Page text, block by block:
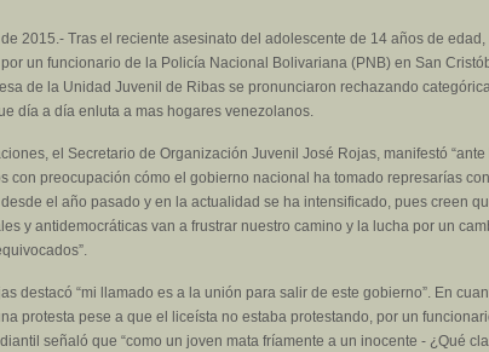
2015.- Tras el reciente asesinato del adolescente de 14 años de
un funcionario de la Policía Nacional Bolivariana (PNB) en San
de la Unidad Juvenil de Ribas se pronunciaron rechazando
día a día enluta a mas hogares venezolanos.
el Secretario de Organización Juvenil José Rojas, manifestó “ante
con preocupación cómo el gobierno nacional ha tomado represarías
el año pasado y en la actualidad se ha intensificado, pues creen
y antidemocráticas van a frustrar nuestro camino y la lucha por un
destacó “mi llamado es a la unión para salir de este gobierno”. En
protesta pese a que el liceísta no estaba protestando, por un
señaló que “como un joven mata fríamente a un inocente - ¿Qué